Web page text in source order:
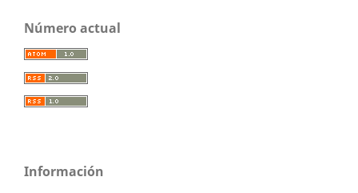
Número actual
Información